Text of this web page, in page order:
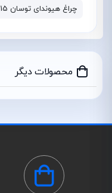
چراغ هیوندای توسان 2015
محصولات دیگر